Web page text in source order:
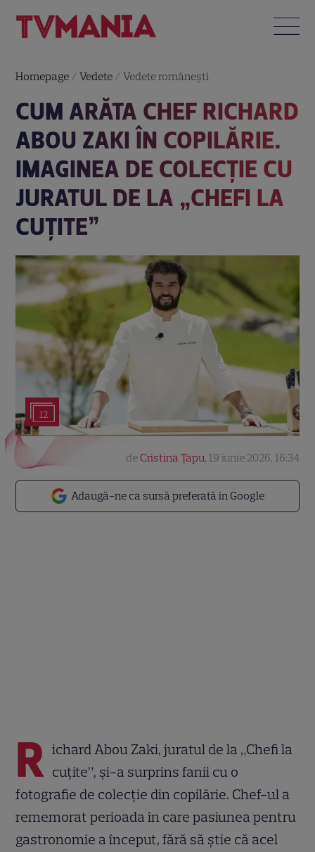
Homepage /Vedete /Vedete româneşti
CUM ARĂTA CHEF RICHARD
ABOU ZAKI ÎN COPILĂRIE.
IMAGINEA DE COLECȚIE CU
JURATUL DE LA „CHEFI LA
CUȚITE”
12
Adaugă-ne ca sursă preferată în Google
de Cristina Țapu, 19 iunie 2026, 16:34
R ichard Abou Zaki, juratul de la „Chefi la
cuțite”, și-a surprins fanii cu o
fotografie de colecție din copilărie. Chef-ul a
rememorat perioada în care pasiunea pentru
gastronomie a început, fără să știe că acel